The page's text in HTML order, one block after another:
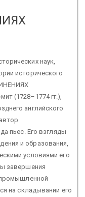
наук,
исторического
(1728–1774 гг.),
английского
пьес. Его взгляды
и образования,
условиями его
завершения
промышленной
на складывании его